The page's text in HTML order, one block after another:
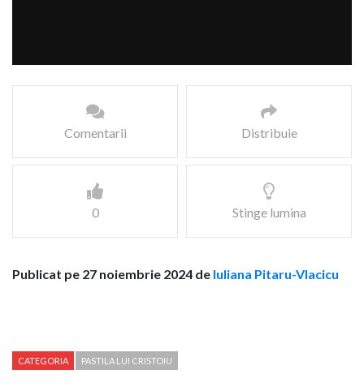
Comentarii Distribuie
0 Stinge lumina
Publicat pe 27 noiembrie 2024 de Iuliana Pitaru-Vlacicu
CATEGORIA PASTILA LUI CRISTOIU